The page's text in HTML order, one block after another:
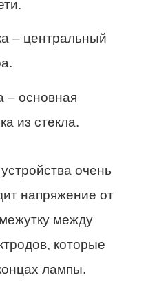
– центральный
– основная
из стекла.
очень
напряжение от
между
которые
лампы.